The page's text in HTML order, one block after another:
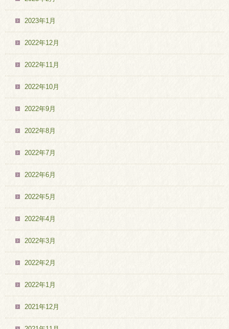
2023年1月
2022年12月
2022年11月
2022年10月
2022年9月
2022年8月
2022年7月
2022年6月
2022年5月
2022年4月
2022年3月
2022年2月
2022年1月
2021年12月